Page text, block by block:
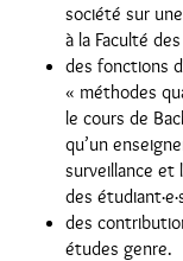
société sur
à la Faculté
des fonctions
« méthodes
le cours de
qu’un
surveillance et
des
des
études genre.